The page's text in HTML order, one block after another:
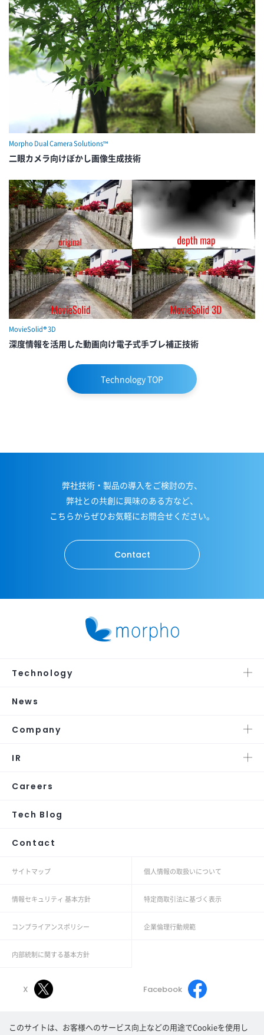
このサイトは、お客様へのサービス向上などの用途でCookieを使用し
Morpho Dual Camera Solutions™
二眼カメラ向けぼかし画像生成技術
MovieSolid® 3D
深度情報を活用した動画向け電子式手ブレ補正技術
Technology TOP
Contact
弊社技術・製品の導入をご検討の方、
弊社との共創に興味のある方など、
こちらからぜひお気軽にお問合せください。
Technology
News
Company
IR
Careers
Tech Blog
Contact
サイトマップ 個人情報の取扱いについて
情報セキュリティ 基本方針 特定商取引法に基づく表示
コンプライアンスポリシー 企業倫理行動規範
内部統制に関する基本方針
X Facebook
Linkedin Youtube